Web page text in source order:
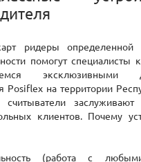
ридеры определенной
помогут специалисты
эксклюзивными
Posiflex на территории
заслуживают
клиентов. Почему
(работа с